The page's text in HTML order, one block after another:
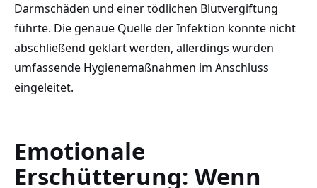
Darmschäden und einer tödlichen Blutvergiftung
führte. Die genaue Quelle der Infektion konnte nicht
abschließend geklärt werden, allerdings wurden
umfassende Hygienemaßnahmen im Anschluss
eingeleitet.
Emotionale
Erschütterung: Wenn